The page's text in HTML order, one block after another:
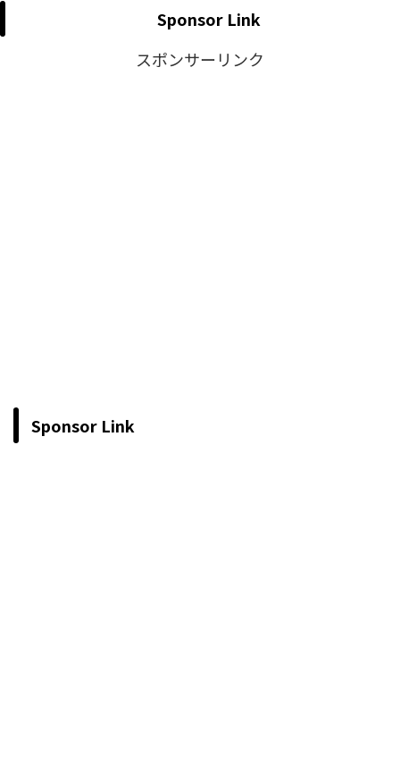
Sponsor Link
スポンサーリンク
Sponsor Link